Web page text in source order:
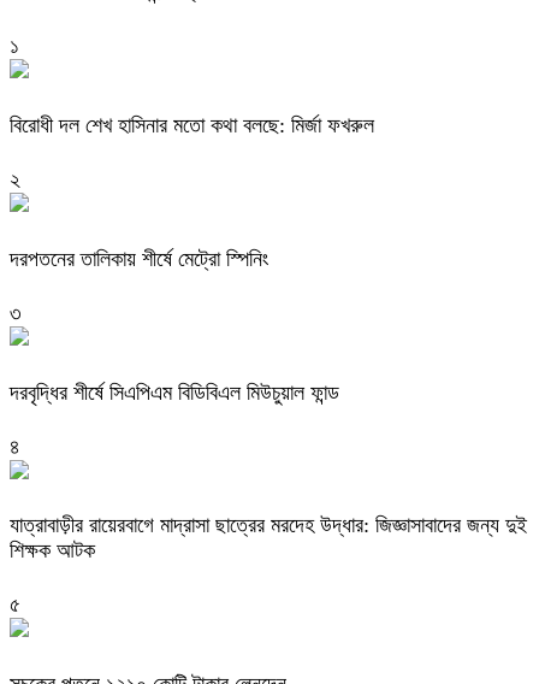
১
বিরোধী দল শেখ হাসিনার মতো কথা বলছে: মির্জা ফখরুল
২
দরপতনের তালিকায় শীর্ষে মেট্রো স্পিনিং
৩
দরবৃদ্ধির শীর্ষে সিএপিএম বিডিবিএল মিউচুয়াল ফান্ড
৪
যাত্রাবাড়ীর রায়েরবাগে মাদ্রাসা ছাত্রের মরদেহ উদ্ধার: জিজ্ঞাসাবাদের জন্য দুই
শিক্ষক আটক
৫